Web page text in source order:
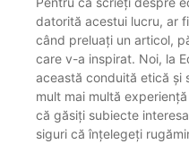
datorită acestui lucru, ar
când preluați un articol,
care v-a inspirat. Noi, la
această conduită etică și
mult mai multă
că găsiți subiecte
siguri că înțelegeți